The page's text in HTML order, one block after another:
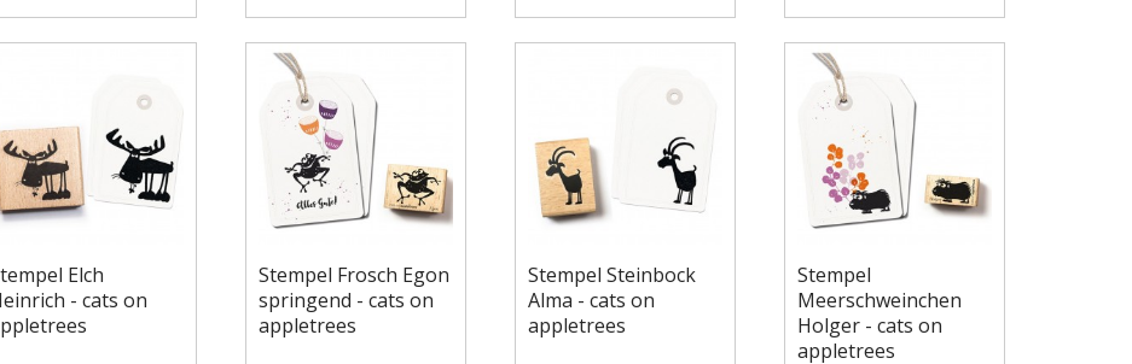
Elch
- cats on
Stempel Frosch Egon
springend - cats on
appletrees
Stempel Steinbock
Alma - cats on
appletrees
Stempel
Meerschweinchen
Holger - cats on
appletrees